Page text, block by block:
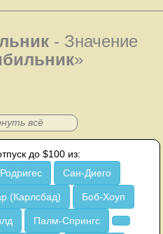
- Значение
»
всё
до $100 из:
Сан-Диего
(Карлсбад) Боб-Хоуп
Палм-Спрингс